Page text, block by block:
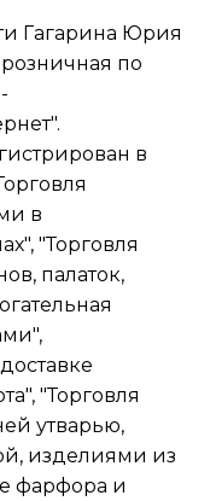
Гагарина Юрия
по
в
в
"Торговля
палаток,
"Торговля
утварью,
изделиями из
фарфора и